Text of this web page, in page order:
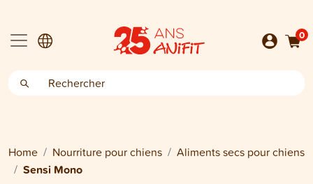
0
Home Nourriture pour chiens Aliments secs pour chiens
Sensi Mono